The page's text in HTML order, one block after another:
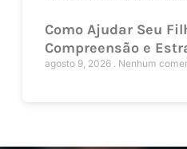
Como Ajudar Seu
Compreensão e
agosto 9, 2026 Nenhum